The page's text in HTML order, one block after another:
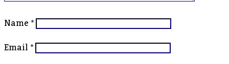
Name*
Email*